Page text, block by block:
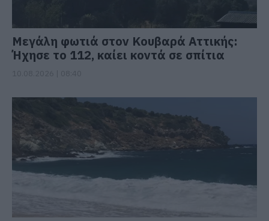
Μεγάλη φωτιά στον Κουβαρά Αττικής:
Ήχησε το 112, καίει κοντά σε σπίτια